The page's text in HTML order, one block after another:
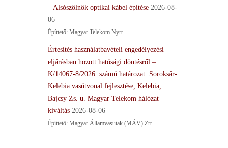
– Alsószölnök optikai kábel építése 2026-08-
06
Építtető: Magyar Telekom Nyrt.
Értesítés használatbavételi engedélyezési
eljárásban hozott hatósági döntésről –
K/14067-8/2026. számú határozat: Soroksár-
Kelebia vasútvonal fejlesztése, Kelebia,
Bajcsy Zs. u. Magyar Telekom hálózat
kiváltás 2026-08-06
Építtető: Magyar Államvasutak (MÁV) Zrt.